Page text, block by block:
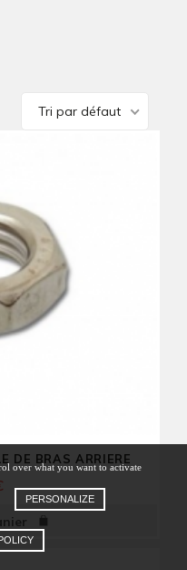
Tri par défaut
DE BRAS ARRIERE
over what you want to activate
PERSONALIZE